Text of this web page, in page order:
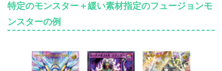
特定のモンスター＋緩い素材指定のフュージョンモ
ンスターの例